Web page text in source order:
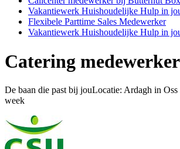
Vakantiewerk Huishoudelijke Hulp in
Flexibele Parttime Sales Medewerker
Vakantiewerk Huishoudelijke Hulp in
Catering medewerker
De baan die past bij jouLocatie: Ardagh in
week